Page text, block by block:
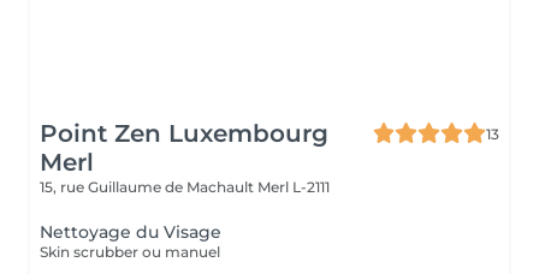
Point Zen Luxembourg
Merl
13
15, rue Guillaume de Machault Merl L-2111
Nettoyage du Visage
Skin scrubber ou manuel